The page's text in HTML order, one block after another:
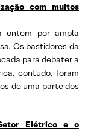
com muitos
ontem por ampla
Os bastidores da
para debater a
contudo, foram
de uma parte dos
Elétrico e o